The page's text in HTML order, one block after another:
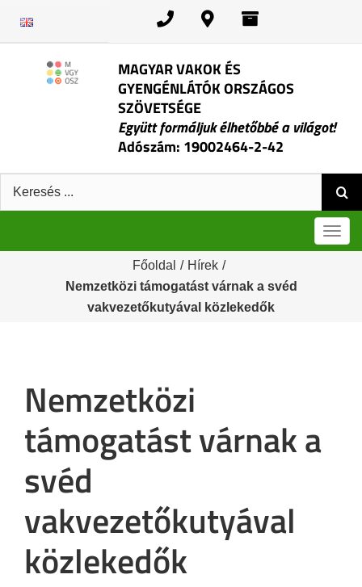
MAGYAR VAKOK ÉS
GYENGÉNLÁTÓK ORSZÁGOS
SZÖVETSÉGE
Együtt formáljuk élhetőbbé a világot!
Adószám: 19002464-2-42
Keresés:
Főoldal / Hírek /
Nemzetközi támogatást várnak a svéd
vakvezetőkutyával közlekedők
Nemzetközi
támogatást várnak a
svéd
vakvezetőkutyával
közlekedők